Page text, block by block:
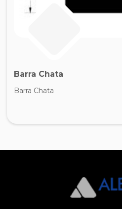
Barra Chata
Barra Chata